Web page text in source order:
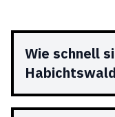
Wie schnell